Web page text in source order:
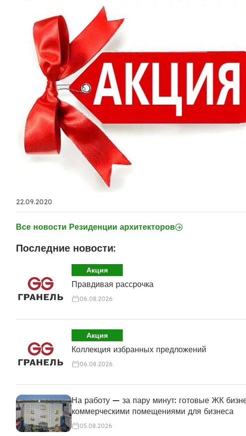
22.09.2020
Все новости Резиденции архитекторов
Последние новости:
Акция
Правдивая рассрочка
06.08.2026
Акция
Коллекция избранных предложений
06.08.2026
На работу — за пару минут: готовые ЖК
коммерческими помещениями для бизнеса
05.08.2026